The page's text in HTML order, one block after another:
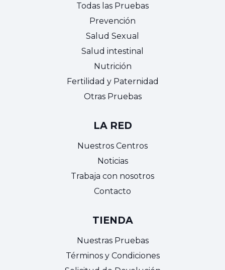
Todas las Pruebas
Prevención
Salud Sexual
Salud intestinal
Nutrición
Fertilidad y Paternidad
Otras Pruebas
LA RED
Nuestros Centros
Noticias
Trabaja con nosotros
Contacto
TIENDA
Nuestras Pruebas
Términos y Condiciones